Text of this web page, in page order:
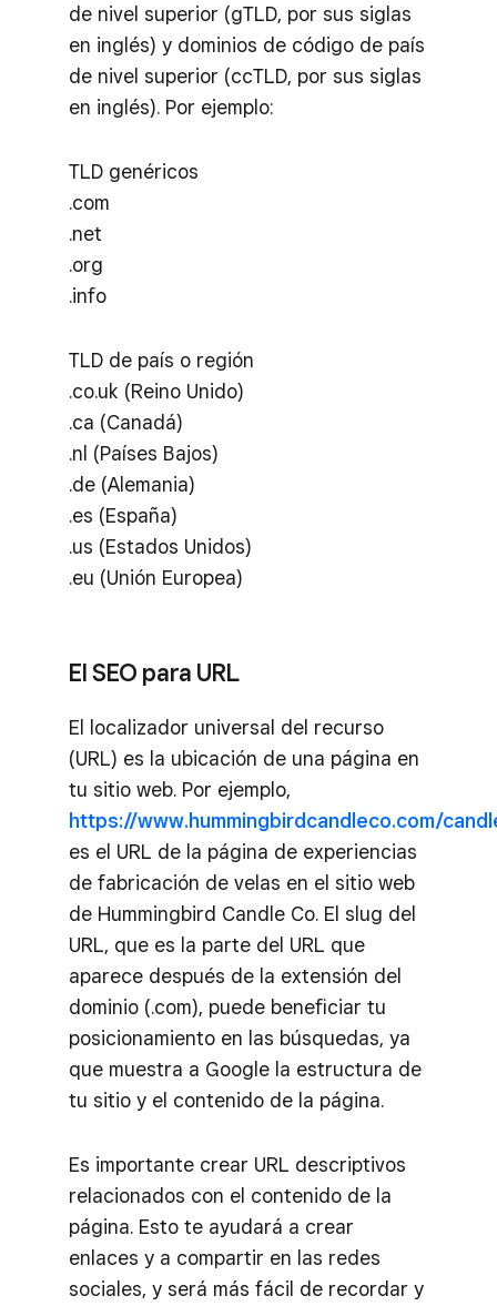
de nivel superior (gTLD, por sus siglas
en inglés) y dominios de código de país
de nivel superior (ccTLD, por sus siglas
en inglés). Por ejemplo:
TLD genéricos
.com
.net
.org
.info
TLD de país o región
.co.uk (Reino Unido)
.ca (Canadá)
.nl (Países Bajos)
.de (Alemania)
.es (España)
.us (Estados Unidos)
.eu (Unión Europea)
El SEO para URL
El localizador universal del recurso
(URL) es la ubicación de una página en
tu sitio web. Por ejemplo,
https://www.hummingbirdcandleco.com/
es el URL de la página de experiencias
de fabricación de velas en el sitio web
de Hummingbird Candle Co. El slug del
URL, que es la parte del URL que
aparece después de la extensión del
dominio (.com), puede beneficiar tu
posicionamiento en las búsquedas, ya
que muestra a Google la estructura de
tu sitio y el contenido de la página.
Es importante crear URL descriptivos
relacionados con el contenido de la
página. Esto te ayudará a crear
enlaces y a compartir en las redes
sociales, y será más fácil de recordar y